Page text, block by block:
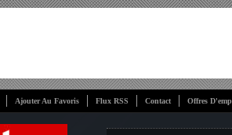
Ajouter Au Favoris Flux RSS Contact Offres